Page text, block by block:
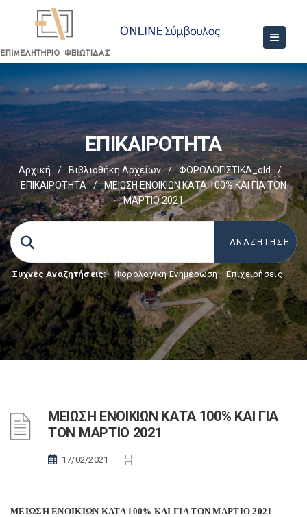
ΕΠΙΚΑΙΡΟΤΗΤΑ
Αρχική / Βιβλιοθήκη Αρχείων / ΦΟΡΟΛΟΓΙΣΤΙΚΑ_old
/
ΕΠΙΚΑΙΡΟΤΗΤΑ
/
ΜΕΙΩΣΗ ΕΝΟΙΚΙΩΝ ΚΑΤΑ 100% ΚΑΙ ΓΙΑ ΤΟΝ
ΜΑΡΤΙΟ 2021
Συχνές Αναζητήσεις: Φορολογικη Ενημέρωση, Επιχειρήσεις
ΜΕΙΩΣΗ ΕΝΟΙΚΙΩΝ ΚΑΤΑ 100% ΚΑΙ ΓΙΑ
ΤΟΝ ΜΑΡΤΙΟ 2021
17/02/2021
ΜΕΙΩΣΗ ΕΝΟΙΚΙΩΝ ΚΑΤΑ 100% ΚΑΙ ΓΙΑ ΤΟΝ ΜΑΡΤΙΟ 2021